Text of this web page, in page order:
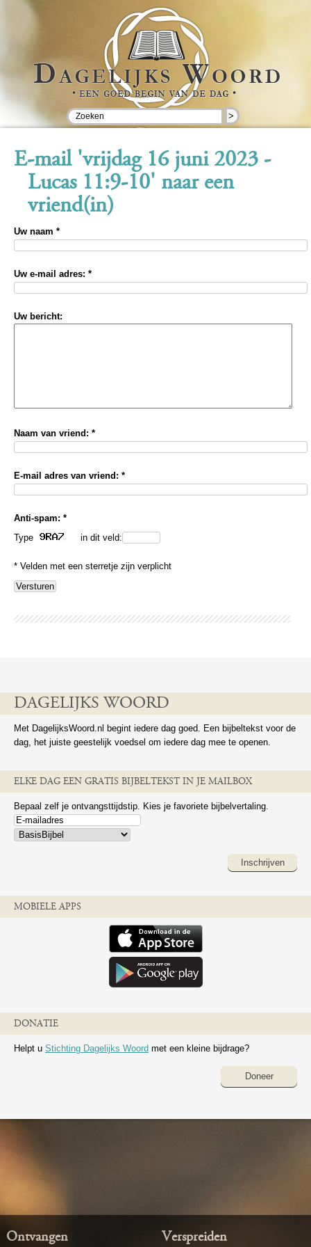
>
E-mail 'vrijdag 16 juni 2023 -
Lucas 11:9-10' naar een
vriend(in)
Uw naam *
Uw e-mail adres: *
Uw bericht:
Naam van vriend: *
E-mail adres van vriend: *
Anti-spam: *
Type
in dit veld:
* Velden met een sterretje zijn verplicht
DAGELIJKS WOORD
Met DagelijksWoord.nl begint iedere dag goed. Een bijbeltekst voor de
dag, het juiste geestelijk voedsel om iedere dag mee te openen.
ELKE DAG EEN GRATIS BIJBELTEKST IN JE MAILBOX
Bepaal zelf je ontvangsttijdstip. Kies je favoriete bijbelvertaling.
Inschrijven
MOBIELE APPS
DONATIE
Helpt u Stichting Dagelijks Woord met een kleine bijdrage?
Doneer
Ontvangen Verspreiden